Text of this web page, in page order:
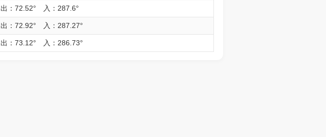
出：72.52° 入：287.6°
出：72.92° 入：287.27°
出：73.12° 入：286.73°